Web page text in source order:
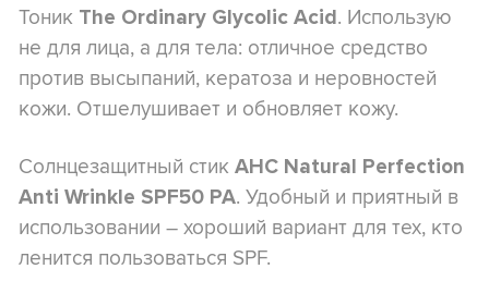
Тоник The Ordinary Glycolic Acid. Использую
не для лица, а для тела: отличное средство
против высыпаний, кератоза и неровностей
кожи. Отшелушивает и обновляет кожу.
Солнцезащитный стик AHC Natural Perfection
Anti Wrinkle SPF50 PA. Удобный и приятный в
использовании – хороший вариант для тех, кто
ленится пользоваться SPF.